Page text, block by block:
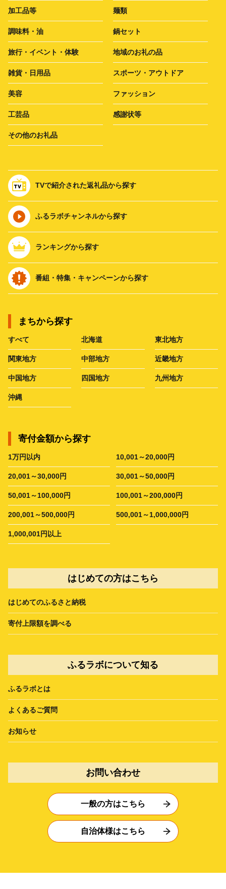
加工品等 麺類
調味料・油 鍋セット
旅行・イベント・体験 地域のお礼の品
雑貨・日用品 スポーツ・アウトドア
美容 ファッション
工芸品 感謝状等
その他のお礼品
TVで紹介された返礼品から探す
ふるラボチャンネルから探す
ランキングから探す
番組・特集・キャンペーンから探す
まちから探す
すべて 北海道 東北地方
関東地方 中部地方 近畿地方
中国地方 四国地方 九州地方
沖縄
寄付金額から探す
1万円以内 10,001～20,000円
20,001～30,000円 30,001～50,000円
50,001～100,000円 100,001～200,000円
200,001～500,000円 500,001～1,000,000円
1,000,001円以上
はじめての方はこちら
はじめてのふるさと納税
寄付上限額を調べる
ふるラボについて知る
ふるラボとは
よくあるご質問
お知らせ
お問い合わせ
一般の方はこちら
自治体様はこちら